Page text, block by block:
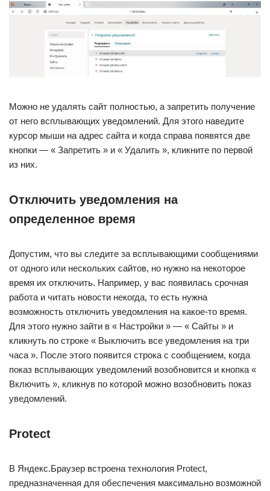
Можно не удалять сайт полностью, а запретить получение
от него всплывающих уведомлений. Для этого наведите
курсор мыши на адрес сайта и когда справа появятся две
кнопки — « Запретить » и « Удалить », кликните по первой
из них.
Отключить уведомления на
определенное время
Допустим, что вы следите за всплывающими сообщениями
от одного или нескольких сайтов, но нужно на некоторое
время их отключить. Например, у вас появилась срочная
работа и читать новости некогда, то есть нужна
возможность отключить уведомления на какое-то время.
Для этого нужно зайти в « Настройки » — « Сайты » и
кликнуть по строке « Выключить все уведомления на три
часа ». После этого появится строка с сообщением, когда
показ всплывающих уведомлений возобновится и кнопка «
Включить », кликнув по которой можно возобновить показ
уведомлений.
Protect
В Яндекс.Браузер встроена технология Protect,
предназначенная для обеспечения максимально возможной